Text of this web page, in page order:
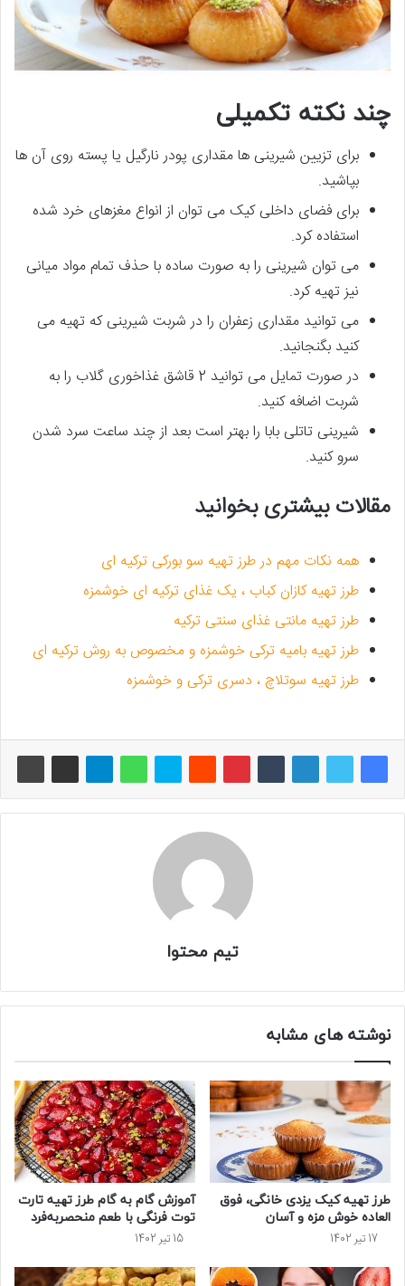
چند نکته تکمیلی
برای تزیین شیرینی ها مقداری پودر نارگیل یا پسته روی آن ها
بپاشید.
برای فضای داخلی کیک می توان از انواع مغزهای خرد شده
استفاده کرد.
می توان شیرینی را به صورت ساده با حذف تمام مواد میانی
نیز تهیه کرد.
می توانید مقداری زعفران را در شربت شیرینی که تهیه می
کنید بگنجانید.
در صورت تمایل می توانید 2 قاشق غذاخوری گلاب را به
شربت اضافه کنید.
شیرینی تاتلی بابا را بهتر است بعد از چند ساعت سرد شدن
سرو کنید.
مقالات بیشتری بخوانید
همه نکات مهم در طرز تهیه سو بورکی ترکیه ای
طرز تهیه کازان کباب ، یک غذای ترکیه ای خوشمزه
طرز تهیه مانتی غذای سنتی ترکیه
طرز تهیه بامیه ترکی خوشمزه و مخصوص به روش ترکیه ای
طرز تهیه سوتلاچ ، دسری ترکی و خوشمزه
تیم محتوا
نوشته های مشابه
طرز تهیه کیک یزدی خانگی، فوق
العاده خوش مزه و آسان
17 تیر 1402
آموزش گام به گام طرز تهیه تارت
توت فرنگی با طعم منحصربه‌فرد
15 تیر 1402